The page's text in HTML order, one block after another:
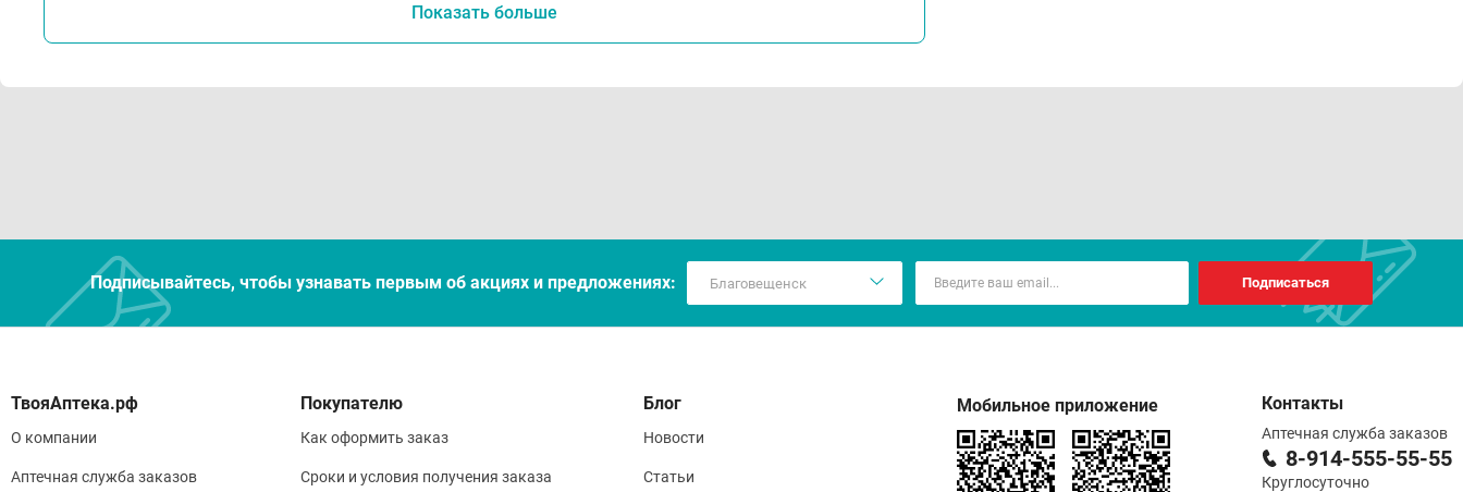
Показать больше
Подписывайтесь, чтобы узнавать первым об акцияx и предложениях: Подписаться
О компании
Аптечная служба заказов
Покупателю
Как оформить заказ
Сроки и условия получения заказа
Блог
Новости
Статьи
Мобильное приложение Контакты
Аптечная служба заказов
8-914-555-55-55
Круглосуточно